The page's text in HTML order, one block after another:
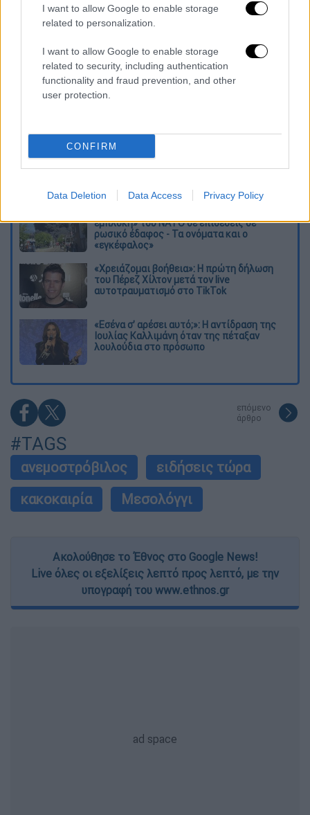
I want to allow Google to enable storage
related to personalization.
I want to allow Google to enable storage
related to security, including authentication
functionality and fraud prevention, and other
user protection.
CONFIRM
Data Deletion Data Access Privacy Policy
καταχώρηση
Σοκαριστικό βίντεο από το τροχαίο στις
Σέρρες που σκοτώθηκαν μητέρα και γιος:
εμπλοκή» του ΝΑΤΟ σε επιθέσεις σε
ρωσικό έδαφος - Τα ονόματα και ο
«εγκέφαλος»
«Χρειάζομαι βοήθεια»: Η πρώτη δήλωση
του Πέρεζ Χίλτον μετά τον live
αυτοτραυματισμό στο TikTok
«Εσένα σ’ αρέσει αυτό;»: Η αντίδραση της
Ιουλίας Καλλιμάνη όταν της πέταξαν
λουλούδια στο πρόσωπο
επόμενο
άρθρο
#TAGS
ανεμοστρόβιλος
ειδήσεις τώρα
κακοκαιρία
Μεσολόγγι
Ακολούθησε το Έθνος στο Google News!
Live όλες οι εξελίξεις λεπτό προς λεπτό, με την
υπογραφή του www.ethnos.gr